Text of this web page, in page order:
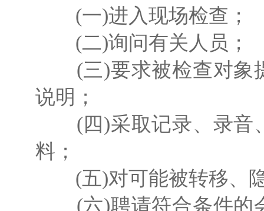
(一)进入现场检查；
(二)询问有关人员；
(三)要求被检查对象提
说明；
(四)采取记录、录音、
料；
(五)对可能被转移、隐
(六)聘请符合条件的会